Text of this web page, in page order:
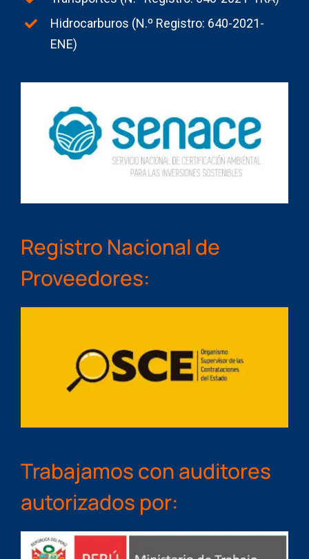
Hidrocarburos (N.º Registro: 640-2021-
ENE)
Registro Nacional de
Proveedores:
Trabajamos con auditores
autorizados por: